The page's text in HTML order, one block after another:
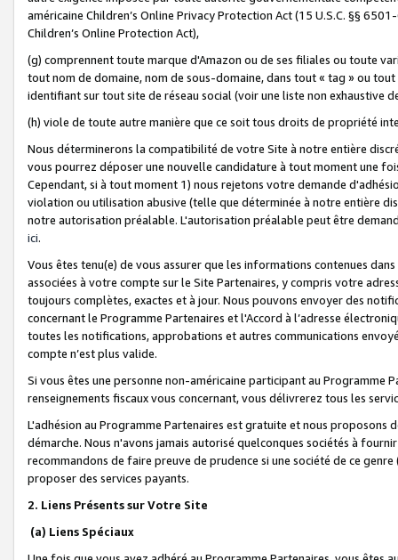
américaine Children’s Online Privacy Protection Act (15 U.S.C. §§
Children’s Online Protection Act),
(g) comprennent toute marque d'Amazon ou de ses filiales ou toute
tout nom de domaine, nom de sous-domaine, dans tout « tag » ou
identifiant sur tout site de réseau social (voir une liste non exhaustive
(h) viole de toute autre manière que ce soit tous droits de propriété
Nous déterminerons la compatibilité de votre Site à notre entière
vous pourrez déposer une nouvelle candidature à tout moment une
Cependant, si à tout moment 1) nous rejetons votre demande
violation ou utilisation abusive (telle que déterminée à notre entière
notre autorisation préalable. L'autorisation préalable peut être
ici.
Vous êtes tenu(e) de vous assurer que les informations contenues
associées à votre compte sur le Site Partenaires, y compris votre
toujours complètes, exactes et à jour. Nous pouvons envoyer des
concernant le Programme Partenaires et l'Accord à l’adresse
toutes les notifications, approbations et autres communications
compte n’est plus valide.
Si vous êtes une personne non-américaine participant au
renseignements fiscaux vous concernant, vous délivrerez tous les
L'adhésion au Programme Partenaires est gratuite et nous proposons
démarche. Nous n'avons jamais autorisé quelconques sociétés à
recommandons de faire preuve de prudence si une société de ce
proposer des services payants.
2. Liens Présents sur Votre Site
(a) Liens Spéciaux